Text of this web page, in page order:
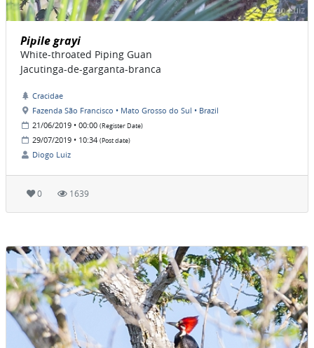
Pipile grayi
White-throated Piping Guan
Jacutinga-de-garganta-branca
Cracidae
Fazenda São Francisco • Mato Grosso do Sul • Brazil
21/06/2019 • 00:00 (Register Date)
29/07/2019 • 10:34 (Post date)
Diogo Luiz
0 1639